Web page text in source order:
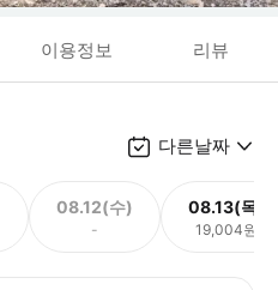
이용정보 리뷰
다른날짜
08.12(수)
-
08.13(목)
19,004원